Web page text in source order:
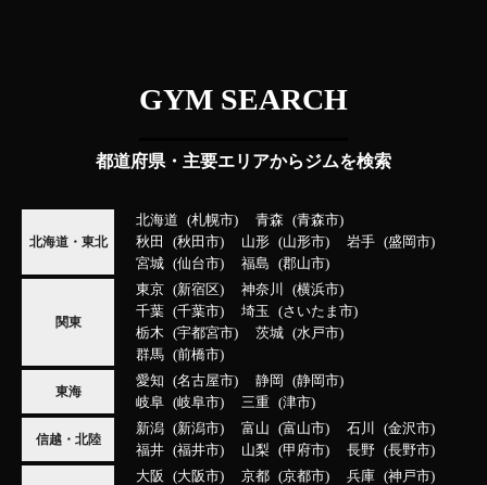
GYM SEARCH
都道府県・主要エリアからジムを検索
北海道・東北
北海道 札幌市 青森
青森市
秋田
秋田市 山形 山形市 岩手
盛岡市
宮城
仙台市 福島 郡山市
関東
東京 新宿区 神奈川
横浜市
千葉
千葉市 埼玉
さいたま市
栃木
宇都宮市 茨城
水戸市
群馬
前橋市
東海
愛知 名古屋市 静岡
静岡市
岐阜
岐阜市 三重 津市
信越・北陸
新潟 新潟市 富山 富山市 石川
金沢市
福井
福井市 山梨 甲府市 長野 長野市
大阪 大阪市 京都 京都市 兵庫
神戸市